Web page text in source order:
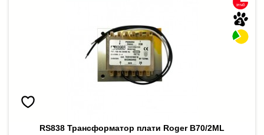
RS838 Трансформатор плати Roger B70/2ML